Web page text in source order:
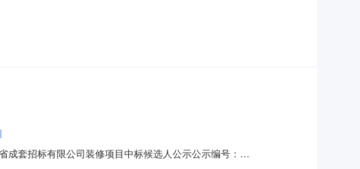
：0311-83086903
套招标有限公司装修项目中标候选人公示公示编号：